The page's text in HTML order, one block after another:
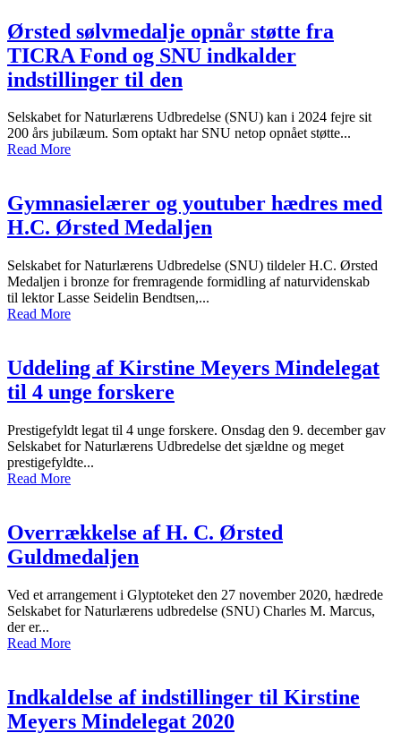
Ørsted sølvmedalje opnår støtte fra
TICRA Fond og SNU indkalder
indstillinger til den
Selskabet for Naturlærens Udbredelse (SNU) kan i 2024 fejre sit
200 års jubilæum. Som optakt har SNU netop opnået støtte...
Read More
Gymnasielærer og youtuber hædres med
H.C. Ørsted Medaljen
Selskabet for Naturlærens Udbredelse (SNU) tildeler H.C. Ørsted
Medaljen i bronze for fremragende formidling af naturvidenskab
til lektor Lasse Seidelin Bendtsen,...
Read More
Uddeling af Kirstine Meyers Mindelegat
til 4 unge forskere
Prestigefyldt legat til 4 unge forskere. Onsdag den 9. december gav
Selskabet for Naturlærens Udbredelse det sjældne og meget
prestigefyldte...
Read More
Overrækkelse af H. C. Ørsted
Guldmedaljen
Ved et arrangement i Glyptoteket den 27 november 2020, hædrede
Selskabet for Naturlærens udbredelse (SNU) Charles M. Marcus,
der er...
Read More
Indkaldelse af indstillinger til Kirstine
Meyers Mindelegat 2020